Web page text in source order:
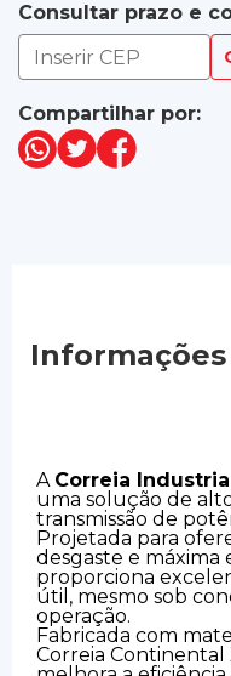
Consultar prazo e
Compartilhar por:
Informações
A Correia
uma solução de
transmissão de
Projetada para
desgaste e máxima
proporciona
útil, mesmo sob
operação.
Fabricada com
Correia Continental